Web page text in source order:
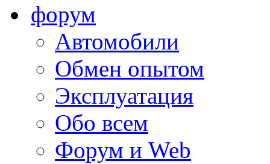
форум
Автомобили
Обмен опытом
Эксплуатация
Обо всем
Форум и Web